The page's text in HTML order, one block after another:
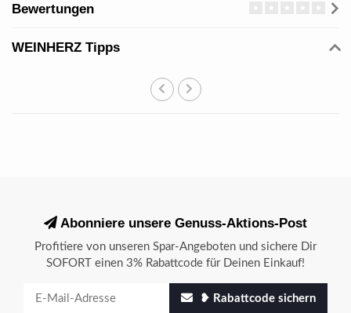
Bewertungen
WEINHERZ Tipps
Abonniere unsere Genuss-Aktions-Post
Profitiere von unseren Spar-Angeboten und sichere Dir
SOFORT einen 3% Rabattcode für Deinen Einkauf!
❥ Rabattcode sichern